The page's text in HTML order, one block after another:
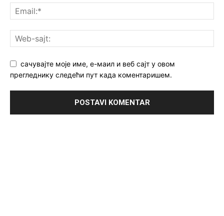
сачувајте моје име, е-маил и веб сајт у овом
прегледнику следећи пут када коментаришем.